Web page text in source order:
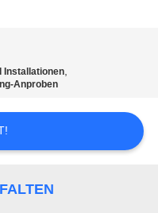
Installationen,
Anproben